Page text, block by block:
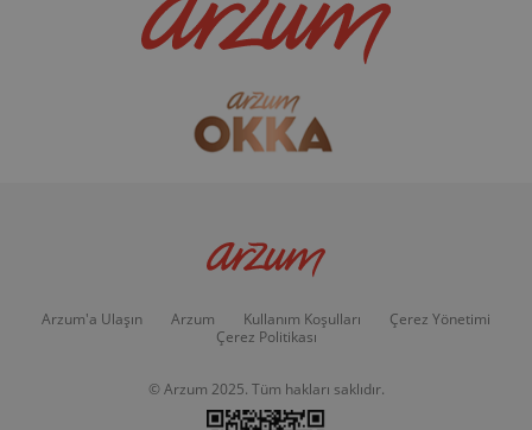
Arzum'a Ulaşın Arzum Kullanım Koşulları
Çerez Yönetimi
Çerez Politikası
© Arzum 2025. Tüm hakları saklıdır.